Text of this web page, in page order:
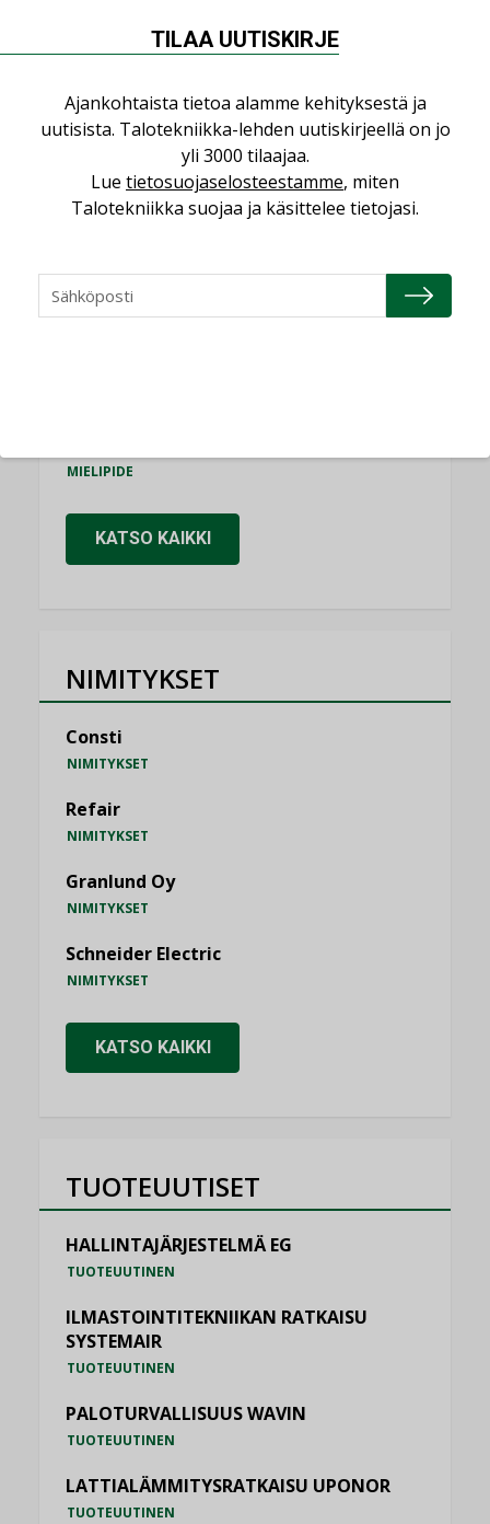
Puheista tekoihin – uusin teknologia
KOLUMNI
Sähköistäminen säästää euroja
KOLUMNI
KOLUMNI
Miten varmistetaan EPD-dokumenteista
MIELIPIDE
KATSO KAIKKI
NIMITYKSET
Consti
NIMITYKSET
Refair
NIMITYKSET
Granlund Oy
NIMITYKSET
Schneider Electric
NIMITYKSET
KATSO KAIKKI
TUOTEUUTISET
HALLINTAJÄRJESTELMÄ EG
TUOTEUUTINEN
ILMASTOINTITEKNIIKAN RATKAISU
SYSTEMAIR
TUOTEUUTINEN
PALOTURVALLISUUS WAVIN
TUOTEUUTINEN
LATTIALÄMMITYSRATKAISU UPONOR
TUOTEUUTINEN
TILAA UUTISKIRJE
Ajankohtaista tietoa alamme kehityksestä ja
uutisista. Talotekniikka-lehden uutiskirjeellä on jo
yli 3000 tilaajaa.
Lue tietosuojaselosteestamme, miten
Talotekniikka suojaa ja käsittelee tietojasi.